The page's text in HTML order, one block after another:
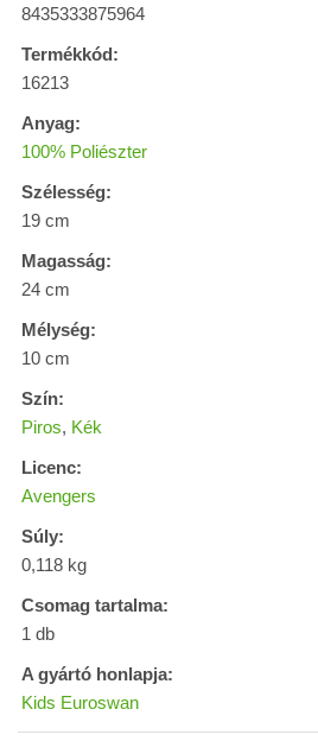
8435333875964
Termékkód:
16213
Anyag:
100% Poliészter
Szélesség:
19 cm
Magasság:
24 cm
Mélység:
10 cm
Szín:
Piros, Kék
Licenc:
Avengers
Súly:
0,118 kg
Csomag tartalma:
1 db
A gyártó honlapja:
Kids Euroswan